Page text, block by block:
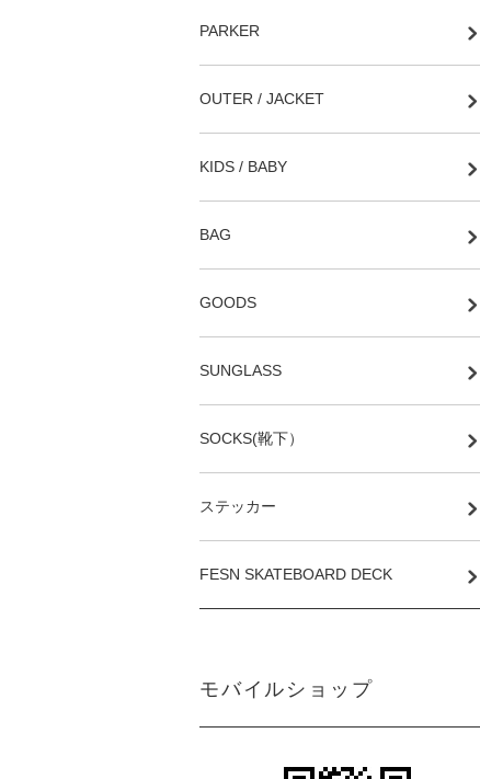
PARKER
OUTER / JACKET
KIDS / BABY
BAG
GOODS
SUNGLASS
SOCKS(靴下）
ステッカー
FESN SKATEBOARD DECK
モバイルショップ